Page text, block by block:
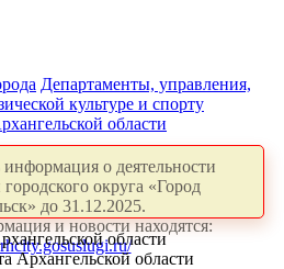
Департаменты, управления,
культуре и спорту
области
информация о деятельности
округа «Город
до 31.12.2025.
и новости находятся:
области
Архангельской области